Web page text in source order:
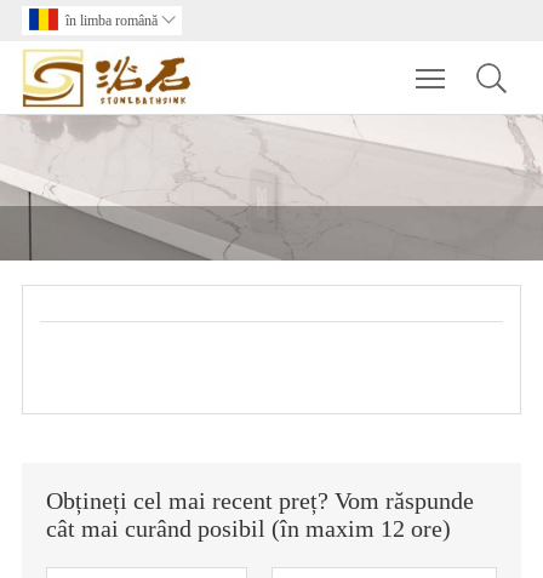
în limba română 
Toggle
Obțineți cel mai recent preț? Vom răspunde
cât mai curând posibil (în maxim 12 ore)